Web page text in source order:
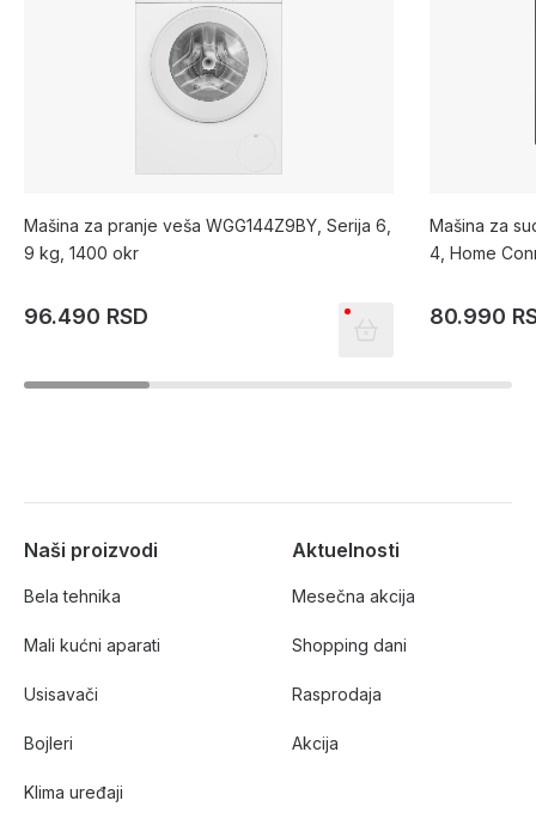
Mašina za pranje veša WGG144Z9BY, Serija 6,
9 kg, 1400 okr
96.490 RSD
Mašina za
4, Home
80.990
Naši proizvodi
Bela tehnika
Mali kućni aparati
Usisavači
Bojleri
Klima uređaji
Aktuelnosti
Mesečna akcija
Shopping dani
Rasprodaja
Akcija